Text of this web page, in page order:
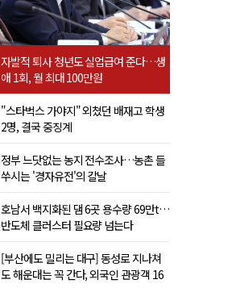
자발적 퇴사 청년도 실업급여 준다…생
애 1회, 월 최대 100만원
"스타벅스 가야지" 외쳤던 배재고 학생
2명, 결국 중징계
정부 느닷없는 농지 전수조사…농촌 들
쑤시는 '경자유전'의 칼날
호남서 백지화된 댐 6곳 용수량 69만t…
반도체 클러스터 필요량 넘는다
[부산에도 밀리는 대구] 동성로 지나쳐
도 해운대는 꼭 간다, 외국인 관광객 16